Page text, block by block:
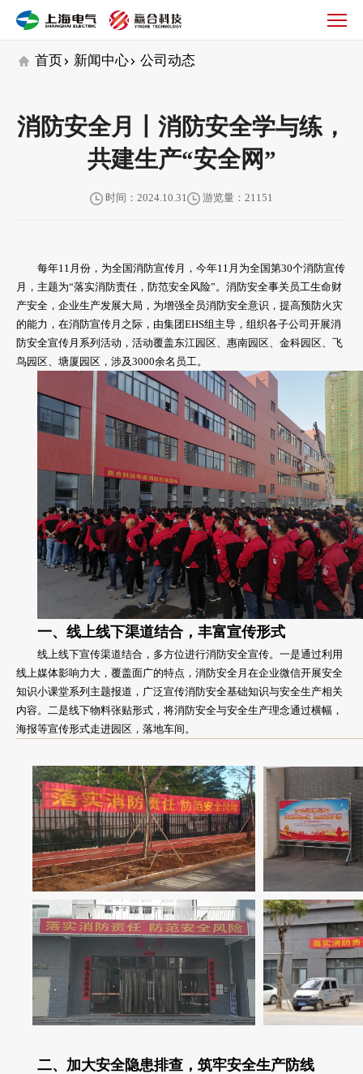
首页 新闻中心 公司动态
消防安全月丨消防安全学与练，
共建生产“安全网”
时间：2024.10.31 游览量：21151
每年11月份，为全国消防宣传月，今年11月为全国第30个消防宣传
月，主题为“落实消防责任，防范安全风险”。消防安全事关员工生命财
产安全，企业生产发展大局，为增强全员消防安全意识，提高预防火灾
的能力，在消防宣传月之际，由集团EHS组主导，组织各子公司开展消
防安全宣传月系列活动，活动覆盖东江园区、惠南园区、金科园区、飞
鸟园区、塘厦园区，涉及3000余名员工。
一、线上线下渠道结合，丰富宣传形式
线上线下宣传渠道结合，多方位进行消防安全宣传。一是通过利用
线上媒体影响力大，覆盖面广的特点，消防安全月在企业微信开展安全
知识小课堂系列主题报道，广泛宣传消防安全基础知识与安全生产相关
内容。二是线下物料张贴形式，将消防安全与安全生产理念通过横幅，
海报等宣传形式走进园区，落地车间。
二、加大安全隐患排查，筑牢安全生产防线